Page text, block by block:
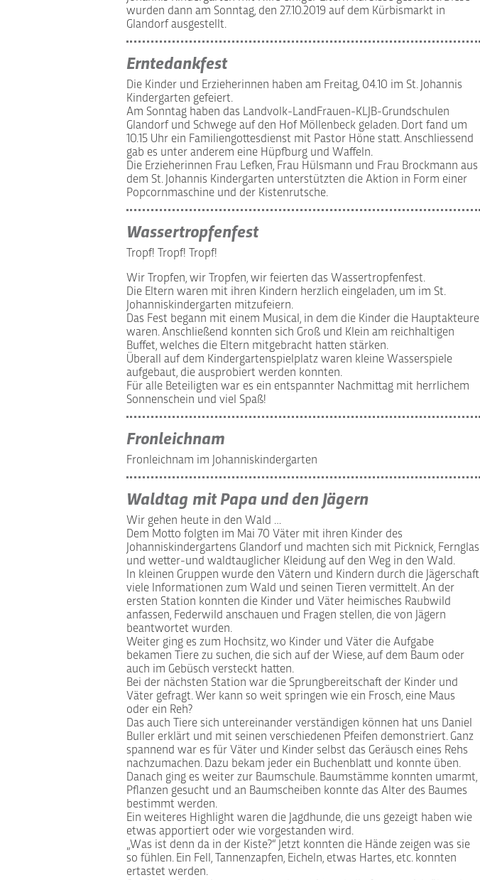
wurden dann am Sonntag, den 27.10.2019 auf dem Kürbismarkt in
Glandorf ausgestellt.
Erntedankfest
Die Kinder und Erzieherinnen haben am Freitag, 04.10 im St. Johannis
Kindergarten gefeiert.
Am Sonntag haben das Landvolk-LandFrauen-KLJB-Grundschulen
Glandorf und Schwege auf den Hof Möllenbeck geladen. Dort fand um
10.15 Uhr ein Familiengottesdienst mit Pastor Höne statt. Anschliessend
gab es unter anderem eine Hüpfburg und Waffeln.
Die Erzieherinnen Frau Lefken, Frau Hülsmann und Frau Brockmann aus
dem St. Johannis Kindergarten unterstützten die Aktion in Form einer
Popcornmaschine und der Kistenrutsche.
Wassertropfenfest
Tropf! Tropf! Tropf!
Wir Tropfen, wir Tropfen, wir feierten das Wassertropfenfest.
Die Eltern waren mit ihren Kindern herzlich eingeladen, um im St.
Johanniskindergarten mitzufeiern.
Das Fest begann mit einem Musical, in dem die Kinder die Hauptakteure
waren. Anschließend konnten sich Groß und Klein am reichhaltigen
Buffet, welches die Eltern mitgebracht hatten stärken.
Überall auf dem Kindergartenspielplatz waren kleine Wasserspiele
aufgebaut, die ausprobiert werden konnten.
Für alle Beteiligten war es ein entspannter Nachmittag mit herrlichem
Sonnenschein und viel Spaß!
Fronleichnam
Fronleichnam im Johanniskindergarten
Waldtag mit Papa und den Jägern
Wir gehen heute in den Wald …
Dem Motto folgten im Mai 70 Väter mit ihren Kinder des
Johanniskindergartens Glandorf und machten sich mit Picknick, Fernglas
und wetter-und waldtauglicher Kleidung auf den Weg in den Wald.
In kleinen Gruppen wurde den Vätern und Kindern durch die Jägerschaft
viele Informationen zum Wald und seinen Tieren vermittelt. An der
ersten Station konnten die Kinder und Väter heimisches Raubwild
anfassen, Federwild anschauen und Fragen stellen, die von Jägern
beantwortet wurden.
Weiter ging es zum Hochsitz, wo Kinder und Väter die Aufgabe
bekamen Tiere zu suchen, die sich auf der Wiese, auf dem Baum oder
auch im Gebüsch versteckt hatten.
Bei der nächsten Station war die Sprungbereitschaft der Kinder und
Väter gefragt. Wer kann so weit springen wie ein Frosch, eine Maus
oder ein Reh?
Das auch Tiere sich untereinander verständigen können hat uns Daniel
Buller erklärt und mit seinen verschiedenen Pfeifen demonstriert. Ganz
spannend war es für Väter und Kinder selbst das Geräusch eines Rehs
nachzumachen. Dazu bekam jeder ein Buchenblatt und konnte üben.
Danach ging es weiter zur Baumschule. Baumstämme konnten umarmt,
Pflanzen gesucht und an Baumscheiben konnte das Alter des Baumes
bestimmt werden.
Ein weiteres Highlight waren die Jagdhunde, die uns gezeigt haben wie
etwas apportiert oder wie vorgestanden wird.
„Was ist denn da in der Kiste?“ Jetzt konnten die Hände zeigen was sie
so fühlen. Ein Fell, Tannenzapfen, Eicheln, etwas Hartes, etc. konnten
ertastet werden.